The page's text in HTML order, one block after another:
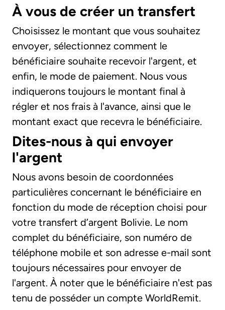
À vous de créer un transfert
Choisissez le montant que vous souhaitez
envoyer, sélectionnez comment le
bénéficiaire souhaite recevoir l'argent, et
enfin, le mode de paiement. Nous vous
indiquerons toujours le montant final à
régler et nos frais à l'avance, ainsi que le
montant exact que recevra le bénéficiaire.
Dites-nous à qui envoyer
l'argent
Nous avons besoin de coordonnées
particulières concernant le bénéficiaire en
fonction du mode de réception choisi pour
votre transfert d’argent Bolivie. Le nom
complet du bénéficiaire, son numéro de
téléphone mobile et son adresse e-mail sont
toujours nécessaires pour envoyer de
l'argent. À noter que le bénéficiaire n'est pas
tenu de posséder un compte WorldRemit.